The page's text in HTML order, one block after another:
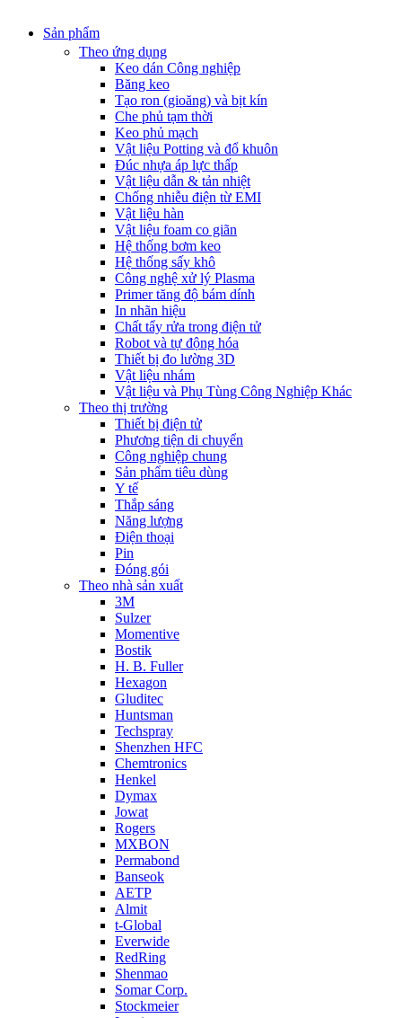
Sản phẩm
Theo ứng dụng
Keo dán Công nghiệp
Băng keo
Tạo ron (gioăng) và bịt kín
Che phủ tạm thời
Keo phủ mạch
Vật liệu Potting và đổ khuôn
Đúc nhựa áp lực thấp
Vật liệu dẫn & tản nhiệt
Chống nhiễu điện từ EMI
Vật liệu hàn
Vật liệu foam co giãn
Hệ thống bơm keo
Hệ thống sấy khô
Công nghệ xử lý Plasma
Primer tăng độ bám dính
In nhãn hiệu
Chất tẩy rửa trong điện tử
Robot và tự động hóa
Thiết bị đo lường 3D
Vật liệu nhám
Vật liệu và Phụ Tùng Công Nghiệp Khác
Theo thị trường
Thiết bị điện tử
Phương tiện di chuyển
Công nghiệp chung
Sản phẩm tiêu dùng
Y tế
Thắp sáng
Năng lượng
Điện thoại
Pin
Đóng gói
Theo nhà sản xuất
3M
Sulzer
Momentive
Bostik
H. B. Fuller
Hexagon
Gluditec
Huntsman
Techspray
Shenzhen HFC
Chemtronics
Henkel
Dymax
Jowat
Rogers
MXBON
Permabond
Banseok
AETP
Almit
t-Global
Everwide
RedRing
Shenmao
Somar Corp.
Stockmeier